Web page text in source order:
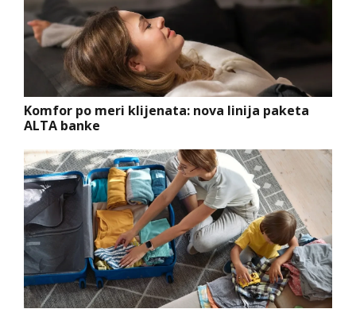
Komfor po meri klijenata: nova linija paketa
ALTA banke